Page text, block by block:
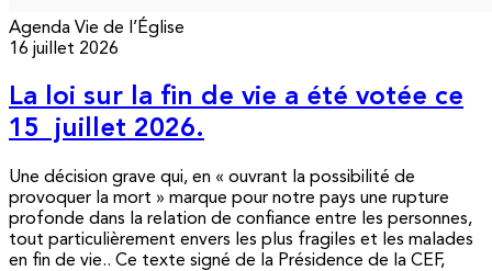
Agenda Vie de l’Église
16 juillet 2026
La loi sur la fin de vie a été votée ce
15 juillet 2026.
Une décision grave qui, en « ouvrant la possibilité de
provoquer la mort » marque pour notre pays une rupture
profonde dans la relation de confiance entre les personnes,
tout particulièrement envers les plus fragiles et les malades
en fin de vie.. Ce texte signé de la Présidence de la CEF,